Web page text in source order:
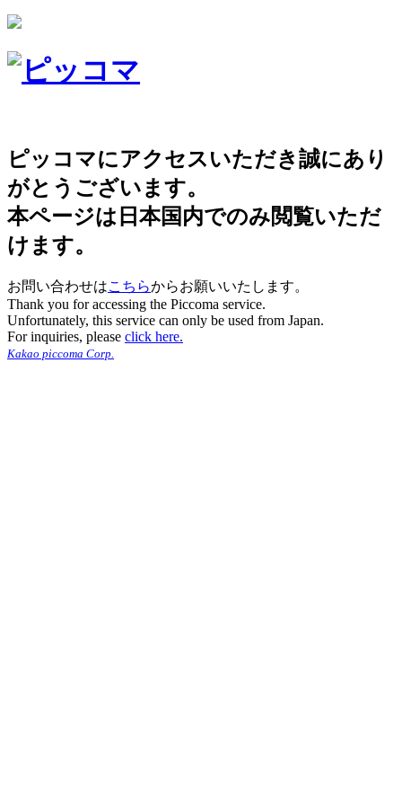
ピッコマにアクセスいただき誠にあり
がとうございます。
本ページは日本国内でのみ閲覧いただ
けます。
お問い合わせはこちらからお願いいたします。
Thank you for accessing the Piccoma service.
Unfortunately, this service can only be used from Japan.
For inquiries, please click here.
Kakao piccoma Corp.